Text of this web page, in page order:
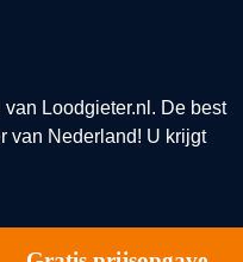
van Loodgieter.nl . De best
van Nederland! U krijgt